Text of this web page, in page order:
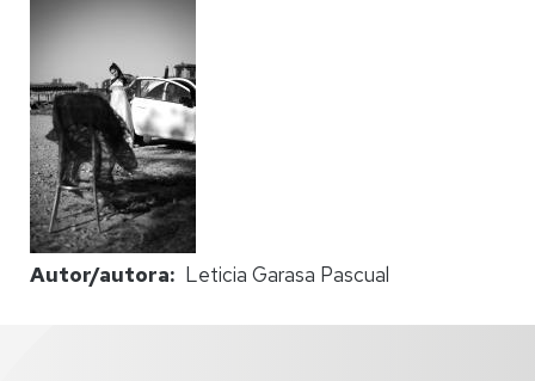
Autor/autora Leticia Garasa Pascual